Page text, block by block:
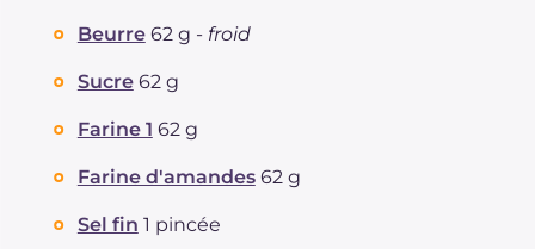
Beurre 62 g - froid
Sucre 62 g
Farine 1 62 g
Farine d'amandes 62 g
Sel fin 1 pincée